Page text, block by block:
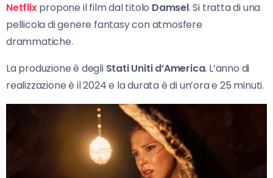
Netflixpropone il film dal titolo Damsel. Si tratta di una
pellicola di genere fantasy con atmosfere
drammatiche.
La produzione è degli Stati Uniti d’America. L’anno di
realizzazione è il 2024 e la durata è di un’ora e 25 minuti.